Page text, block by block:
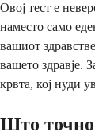
Овој тест е
наместо само
вашиот
вашето здравје.
крвта, кој нуди
Што точно